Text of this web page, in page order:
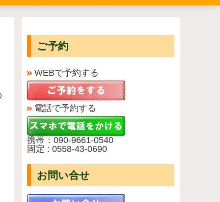
ご予約
WEBで予約する
電話で予約する
携帯：090-9661-0540
固定 : 0558-43-0690
お問い合せ